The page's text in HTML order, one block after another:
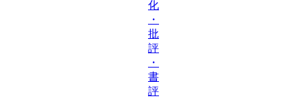
化
・
批
評
・
書
評